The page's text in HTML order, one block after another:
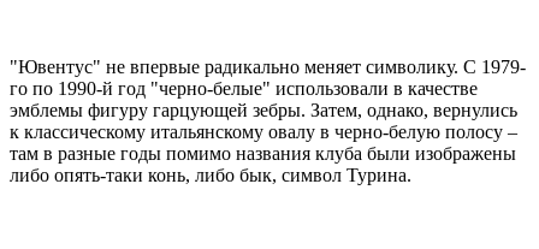
"Ювентус" не впервые радикально меняет символику. С 1979-
го по 1990-й год "черно-белые" использовали в качестве
эмблемы фигуру гарцующей зебры. Затем, однако, вернулись
к классическому итальянскому овалу в черно-белую полосу –
там в разные годы помимо названия клуба были изображены
либо опять-таки конь, либо бык, символ Турина.